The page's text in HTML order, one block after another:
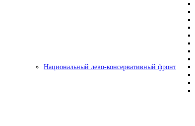
Национальный лево-консервативный фронт